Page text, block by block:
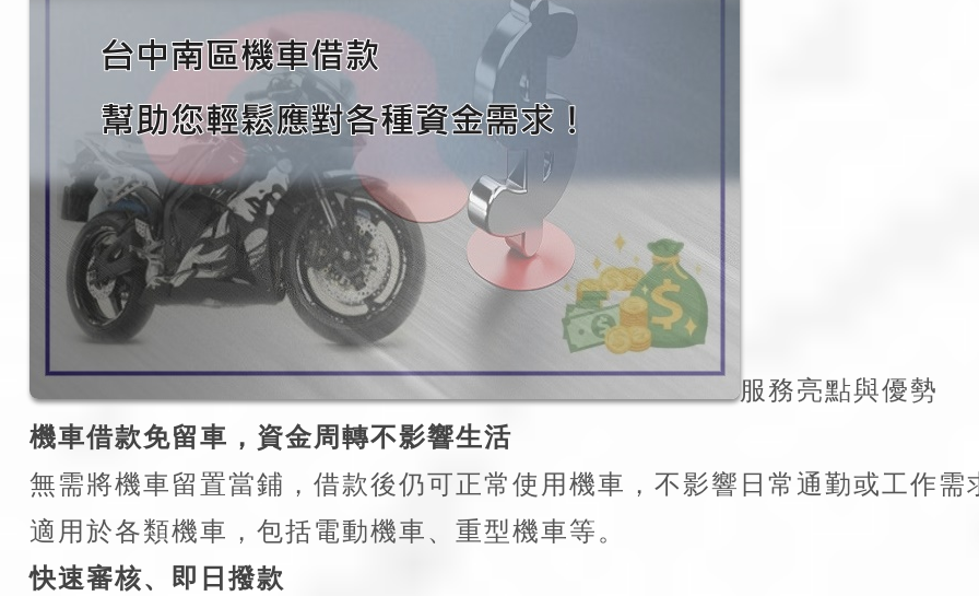
服務亮點與優勢
機車借款免留車，資金周轉不影響生活
無需將機車留置當鋪，借款後仍可正常使用機車，不影響日常通勤或工作需
適用於各類機車，包括電動機車、重型機車等。
快速審核、即日撥款